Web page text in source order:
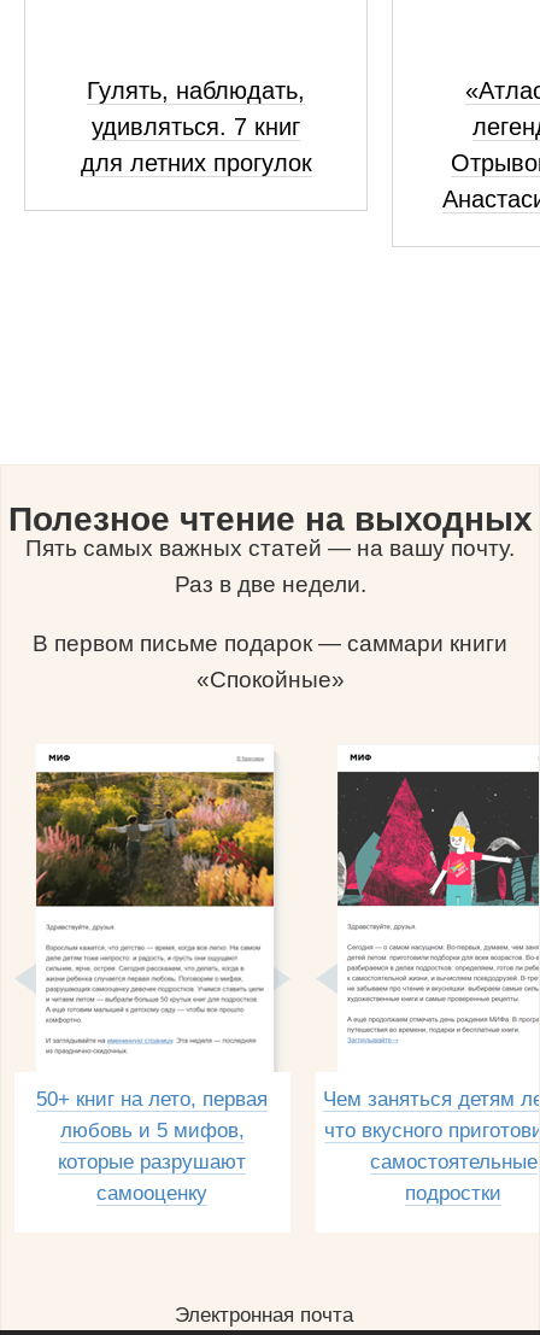
Гулять, наблюдать,
удивляться. 7 книг
для летних прогулок
Полезное чтение на выходных
Пять самых важных статей — на вашу почту.
Раз в две недели.
В первом письме подарок — саммари книги
«Спокойные»
50+ книг на лето, первая
любовь и 5 мифов,
которые разрушают
самооценку
Чем заняться детям
что вкусного
самостоятельные
подростки
Электронная почта